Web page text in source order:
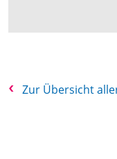
Zur Übersicht